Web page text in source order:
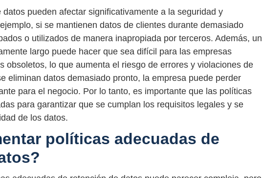
pueden afectar significativamente a la seguridad y
si se mantienen datos de clientes durante demasiado
o utilizados de manera inapropiada por terceros. Además, un
largo puede hacer que sea difícil para las empresas
obsoletos, lo que aumenta el riesgo de errores y violaciones de
eliminan datos demasiado pronto, la empresa puede perder
para el negocio. Por lo tanto, es importante que las políticas
para garantizar que se cumplan los requisitos legales y se
de los datos.
políticas adecuadas de